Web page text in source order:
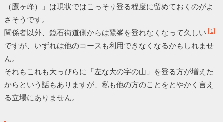
（鷹ヶ峰）」は現状ではこっそり登る程度に留めておくのがよ
さそうです。
関係者以外、鏡石街道側からは鷲峯を登れなくなって久しい [1]
ですが、いずれは他のコースも利用できなくなるかもしれませ
ん。
それもこれも大っぴらに「左な大の字の山」を登る方が増えた
からという話もありますが、私も他の方のことをとやかく言え
る立場にありません。